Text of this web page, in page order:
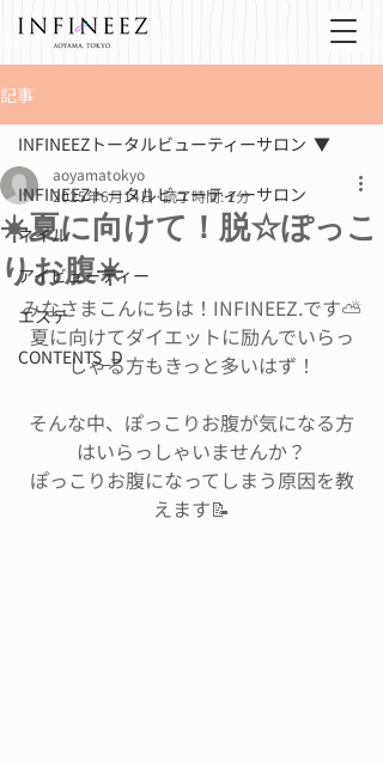
記事
INFINEEZトータルビューティーサロン
ネイル
アイビューティー
エステ
CONTENTS_D
INFINEEZトータルビューティーサロン
☀️夏に向けて！脱☆ぽっこ
りお腹☀️
aoyamatokyo
2025年6月14日 読了時間: 2分
みなさまこんにちは！INFINEEZ.です⛅️
夏に向けてダイエットに励んでいらっ
しゃる方もきっと多いはず！
そんな中、ぽっこりお腹が気になる方
はいらっしゃいませんか？
ぽっこりお腹になってしまう原因を教
えます📝